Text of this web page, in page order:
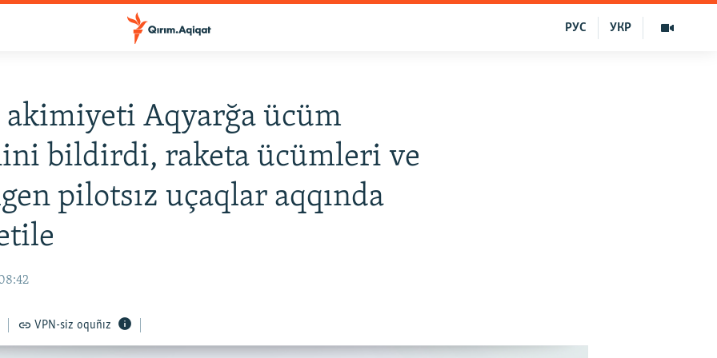
УКР
РУС
akimiyeti Aqyarğa ücüm
bildirdi, raketa ücümleri ve
pilotsız uçaqlar aqqında
VPN-siz oquñız